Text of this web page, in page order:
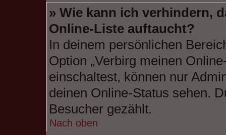
» Wie kann ich verhindern,
Online-Liste auftaucht?
In deinem persönlichen
Option „Verbirg meinen
einschaltest, können nur
deinen Online-Status sehen.
Besucher gezählt.
Nach oben